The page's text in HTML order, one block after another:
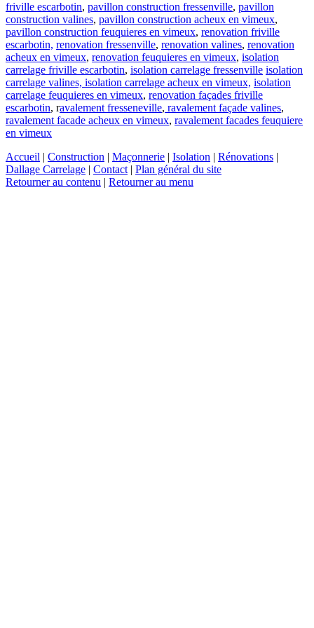
friville escarbotin, pavillon construction fressenville, pavillon
construction valines, pavillon construction acheux en vimeux,
pavillon construction feuquieres en vimeux, renovation friville
escarbotin, renovation fressenville, renovation valines, renovation
acheux en vimeux, renovation feuquieres en vimeux, isolation
carrelage friville escarbotin, isolation carrelage fressenville isolation
carrelage valines, isolation carrelage acheux en vimeux, isolation
carrelage feuquieres en vimeux, renovation façades friville
escarbotin, ravalement fresseneville, ravalement façade valines,
ravalement facade acheux en vimeux, ravalement facades feuquiere
en vimeux
Accueil | Construction | Maçonnerie | Isolation | Rénovations |
Dallage Carrelage | Contact | Plan général du site
Retourner au contenu | Retourner au menu